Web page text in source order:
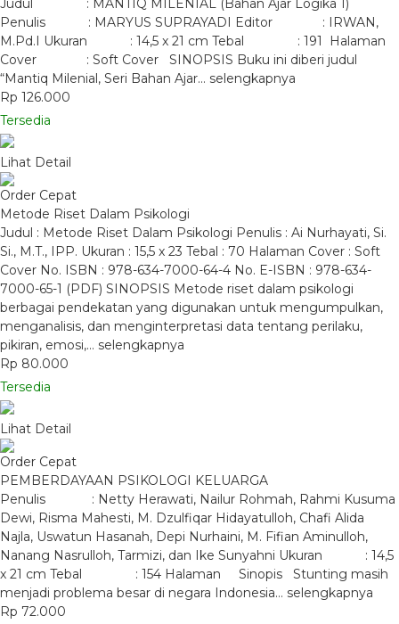
Judul : MANTIQ MILENIAL (Bahan Ajar Logika 1)
Penulis : MARYUS SUPRAYADI Editor : IRWAN,
M.Pd.I Ukuran : 14,5 x 21 cm Tebal : 191 Halaman
Cover : Soft Cover SINOPSIS Buku ini diberi judul
“Mantiq Milenial, Seri Bahan Ajar… selengkapnya
Rp 126.000
Tersedia
Lihat Detail
Order Cepat
Metode Riset Dalam Psikologi
Judul : Metode Riset Dalam Psikologi Penulis : Ai Nurhayati, Si.
Si., M.T., IPP. Ukuran : 15,5 x 23 Tebal : 70 Halaman Cover : Soft
Cover No. ISBN : 978-634-7000-64-4 No. E-ISBN : 978-634-
7000-65-1 (PDF) SINOPSIS Metode riset dalam psikologi
berbagai pendekatan yang digunakan untuk mengumpulkan,
menganalisis, dan menginterpretasi data tentang perilaku,
pikiran, emosi,… selengkapnya
Rp 80.000
Tersedia
Lihat Detail
Order Cepat
PEMBERDAYAAN PSIKOLOGI KELUARGA
Penulis : Netty Herawati, Nailur Rohmah, Rahmi Kusuma
Dewi, Risma Mahesti, M. Dzulfiqar Hidayatulloh, Chafi Alida
Najla, Uswatun Hasanah, Depi Nurhaini, M. Fifian Aminulloh,
Nanang Nasrulloh, Tarmizi, dan Ike Sunyahni Ukuran : 14,5
x 21 cm Tebal : 154 Halaman Sinopis Stunting masih
menjadi problema besar di negara Indonesia… selengkapnya
Rp 72.000